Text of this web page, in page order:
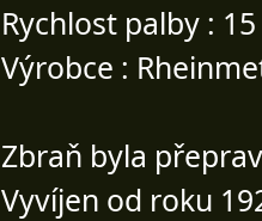
Rychlost palby :
Výrobce :
Zbraň byla
Vyvíjen od roku